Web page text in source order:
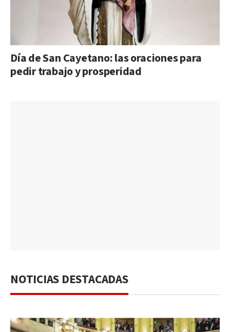
Día de San Cayetano: las oraciones para
pedir trabajo y prosperidad
NOTICIAS DESTACADAS